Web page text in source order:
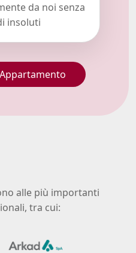
da noi senza
insoluti
alle più importanti
tra cui: